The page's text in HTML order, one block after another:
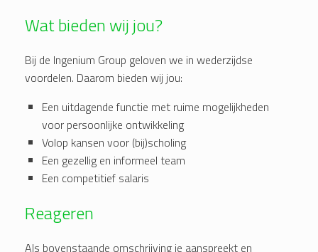
Wat bieden wij jou?
Bij de Ingenium Group geloven we in wederzijdse
voordelen. Daarom bieden wij jou:
Een uitdagende functie met ruime mogelijkheden
voor persoonlijke ontwikkeling
Volop kansen voor (bij)scholing
Een gezellig en informeel team
Een competitief salaris
Reageren
Als bovenstaande omschrijving je aanspreekt en